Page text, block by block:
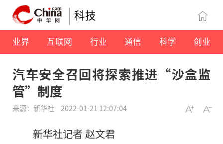
科技
业界 互联网 行业 通信 科学 创业
汽车安全召回将探索推进“沙盒监
管”制度
来源：新华社 2022-01-21 12:07:04
新华社记者 赵文君